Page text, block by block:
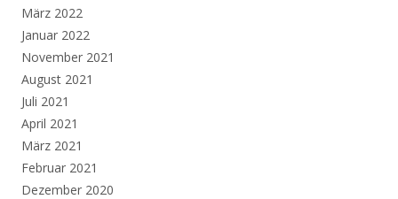
März 2022
Januar 2022
November 2021
August 2021
Juli 2021
April 2021
März 2021
Februar 2021
Dezember 2020